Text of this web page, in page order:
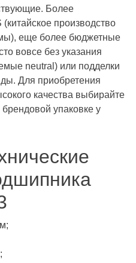
Более
производство
еще более бюджетные
вовсе без указания
neutral) или подделки
Для приобретения
качества выбирайте
упаковке у